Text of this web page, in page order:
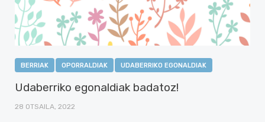
BERRIAK OPORRALDIAK UDABERRIKO EGONALDIAK
Udaberriko egonaldiak badatoz!
28 OTSAILA, 2022